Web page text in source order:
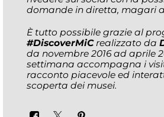
domande in diretta, magari
È tutto possibile grazie al
#DiscoverMiCrealizzato da
da novembre 2016 ad aprile
settimana accompagna i
racconto piacevole ed
scoperta dei musei.